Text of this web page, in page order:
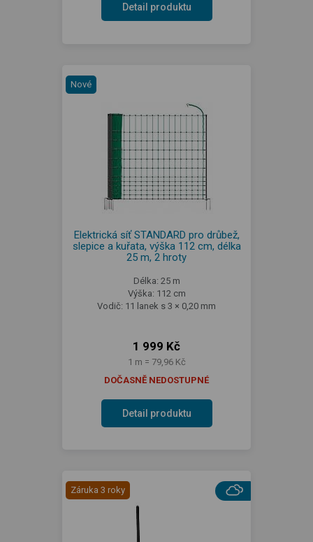
Detail produktu
Nové
Elektrická síť STANDARD pro drůbež,
slepice a kuřata, výška 112 cm, délka
25 m, 2 hroty
Délka: 25 m
Výška: 112 cm
Vodič: 11 lanek s 3 × 0,20 mm
1 999 Kč
1 m = 79,96 Kč
DOČASNĚ NEDOSTUPNÉ
Detail produktu
Záruka 3 roky